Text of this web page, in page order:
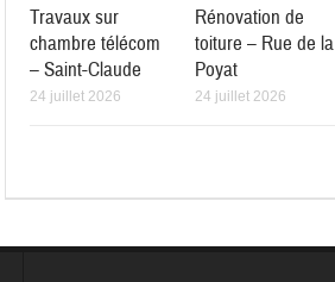
Travaux sur
chambre télécom
– Saint-Claude
24 juillet 2026
Rénovation de
toiture – Rue de la
Poyat
24 juillet 2026